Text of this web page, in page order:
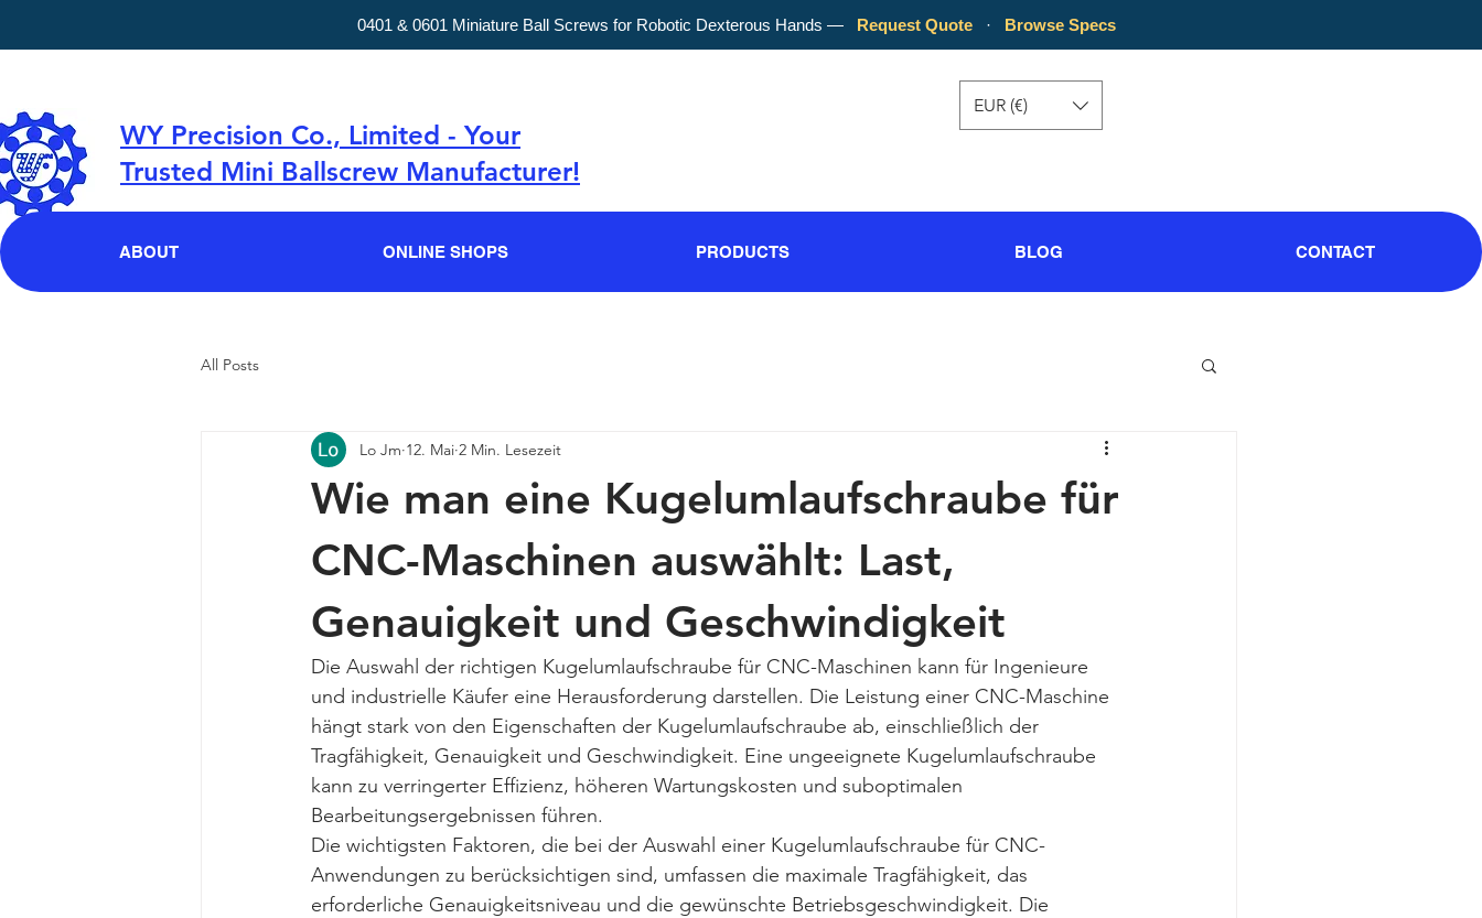
WY Precision Co., Limited - Your
Trusted Mini Ballscrew Manufacturer!
EUR (€)
ABOUT ONLINE SHOPS PRODUCTS BLOG CONTACT
All Posts
Wie man eine Kugelumlaufschraube für
CNC-Maschinen auswählt: Last,
Genauigkeit und Geschwindigkeit
Lo Jm 12. Mai 2 Min. Lesezeit
Die Auswahl der richtigen Kugelumlaufschraube für CNC-Maschinen kann für Ingenieure
und industrielle Käufer eine Herausforderung darstellen. Die Leistung einer CNC-Maschine
hängt stark von den Eigenschaften der Kugelumlaufschraube ab, einschließlich der
Tragfähigkeit, Genauigkeit und Geschwindigkeit. Eine ungeeignete Kugelumlaufschraube
kann zu verringerter Effizienz, höheren Wartungskosten und suboptimalen
Bearbeitungsergebnissen führen.
Die wichtigsten Faktoren, die bei der Auswahl einer Kugelumlaufschraube für CNC-
Anwendungen zu berücksichtigen sind, umfassen die maximale Tragfähigkeit, das
erforderliche Genauigkeitsniveau und die gewünschte Betriebsgeschwindigkeit. Die
0401 & 0601 Miniature Ball Screws for Robotic Dexterous Hands — Request Quote · Browse Specs